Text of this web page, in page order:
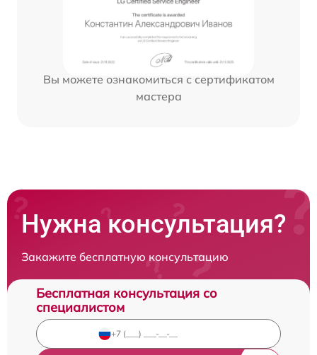
Вы можете ознакомиться с сертификатом
мастера
Нужна консультация?
Закажите бесплатную консультацию
Бесплатная консультация со
специалистом